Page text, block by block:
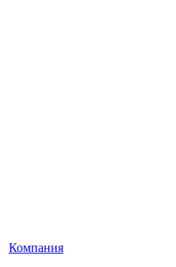
Компания